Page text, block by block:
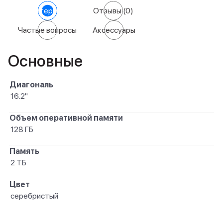
Характеристики Отзывы(0)
Частые вопросы Аксессуары
Основные
Диагональ
16.2"
Объем оперативной памяти
128 ГБ
Память
2 ТБ
Цвет
серебристый